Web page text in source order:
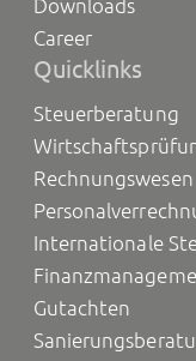
Downloads
Career
Quicklinks
Steuerberatung
Rechnungswesen
Internationale
Gutachten